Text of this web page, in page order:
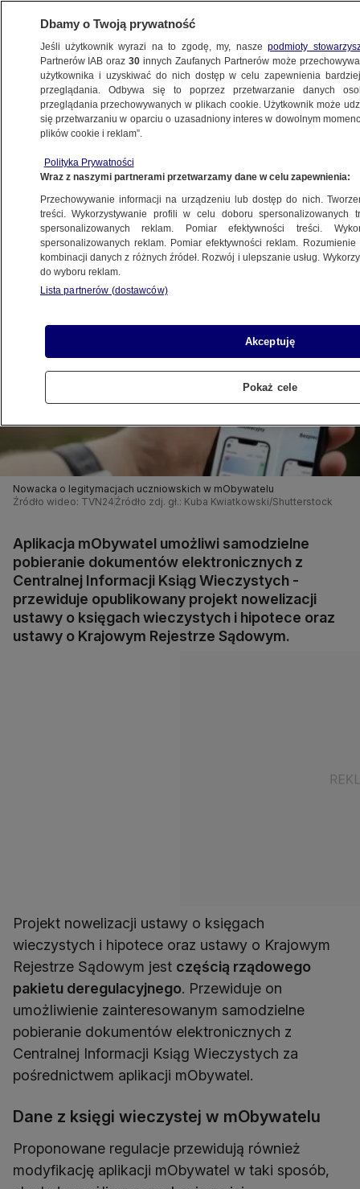
BIZNES
TECH
funkcję
8.11.2025, 14:10
Udostępnij
Nowacka o legitymacjach uczniowskich w mObywatelu
Źródło wideo: TVN24 Źródło zdj. gł.: Kuba Kwiatkowski/Shutterstock
Aplikacja mObywatel umożliwi samodzielne
pobieranie dokumentów elektronicznych z
Centralnej Informacji Ksiąg Wieczystych -
przewiduje opublikowany projekt nowelizacji
ustawy o księgach wieczystych i hipotece oraz
ustawy o Krajowym Rejestrze Sądowym.
Projekt nowelizacji ustawy o księgach
wieczystych i hipotece oraz ustawy o Krajowym
Rejestrze Sądowym jest częścią rządowego
pakietu deregulacyjnego. Przewiduje on
umożliwienie zainteresowanym samodzielne
pobieranie dokumentów elektronicznych z
Centralnej Informacji Ksiąg Wieczystych za
pośrednictwem aplikacji mObywatel.
Dane z księgi wieczystej w mObywatelu
Proponowane regulacje przewidują również
modyfikację aplikacji mObywatel w taki sposób,
Dbamy o Twoją prywatność
Jeśli użytkownik wyrazi na to zgodę, my, naszepodmioty
Partnerów IAB oraz30 innych Zaufanych Partnerów może
użytkownika i uzyskiwać do nich dostęp w celu zapewnienia
przeglądania. Odbywa się to poprzez przetwarzanie danych
przeglądania przechowywanych w plikach cookie. Użytkownik może
się przetwarzaniu w oparciu o uzasadniony interes w dowolnym
plików cookie i reklam”.
Polityka Prywatności
Wraz z naszymi partnerami przetwarzamy dane w celu zapewnienia:
Przechowywanie informacji na urządzeniu lub dostęp do nich.
treści. Wykorzystywanie profili w celu doboru spersonalizowanych
spersonalizowanych reklam. Pomiar efektywności treści.
spersonalizowanych reklam. Pomiar efektywności reklam.
kombinacji danych z różnych źródeł. Rozwój i ulepszanie usług.
do wyboru reklam.
Lista partnerów (dostawców)
Akceptuję
Pokaż cele